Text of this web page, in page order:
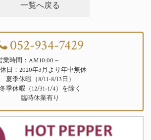
一覧へ戻る
052-934-7429
業時間：AM10:00～
日：2020年3月より年中無休
夏季休暇（8/11-8/13日）
冬季休暇（12/31-1/4）を除く
臨時休業有り